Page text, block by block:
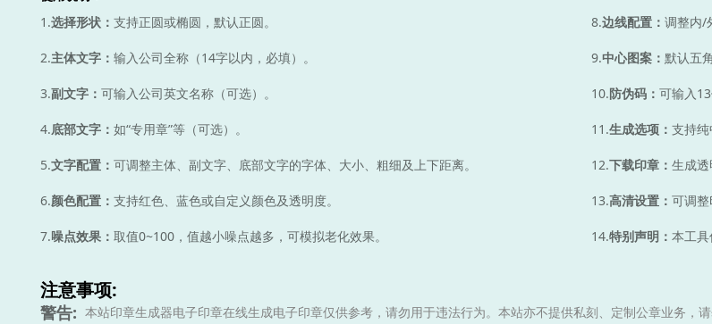
1.选择形状：支持正圆或椭圆，默认正圆。
2.主体文字：输入公司全称（14字以内，必填）。
3.副文字：可输入公司英文名称（可选）。
4.底部文字：如“专用章”等（可选）。
5.文字配置：可调整主体、副文字、底部文字的字体、大小、粗细及上下距离。
6.颜色配置：支持红色、蓝色或自定义颜色及透明度。
7.噪点效果：取值0~100，值越小噪点越多，可模拟老化效果。
8.边线配置：调整内/
9.中心图案：默认五
10.防伪码：可输入
11.生成选项：支持纯
12.下载印章：生成透
13.高清设置：可调整
14.特别声明：本工
注意事项:
警告: 本站印章生成器电子印章在线生成电子印章仅供参考，请勿用于违法行为。本站亦不提供私刻、定制公章业务，